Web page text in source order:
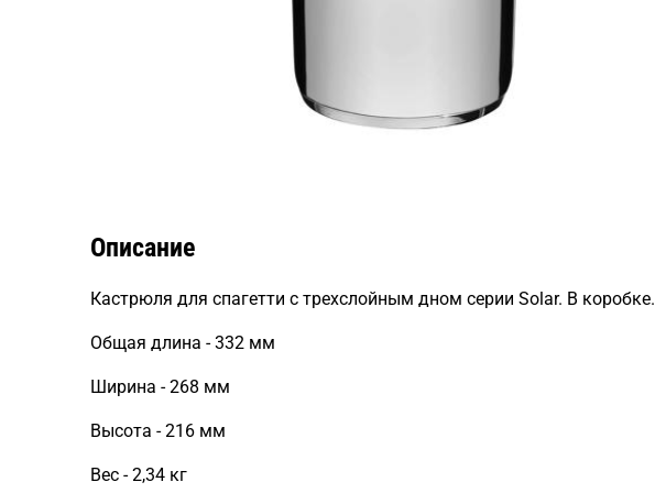
Описание
Кастрюля для спагетти с трехслойным дном серии Solar. В коробке.
Общая длина - 332 мм
Ширина - 268 мм
Высота - 216 мм
Вес - 2,34 кг